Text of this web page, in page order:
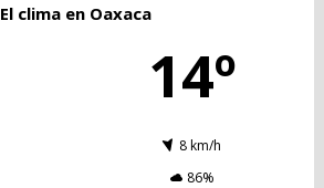
El clima en Oaxaca
14º
8 km/h
86%